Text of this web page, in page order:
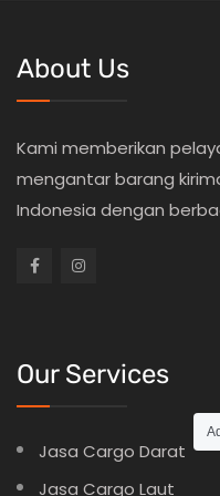
About Us
Kami memberikan
mengantar barang
Indonesia dengan
Our Services
Jasa Cargo Darat
Jasa Cargo Laut